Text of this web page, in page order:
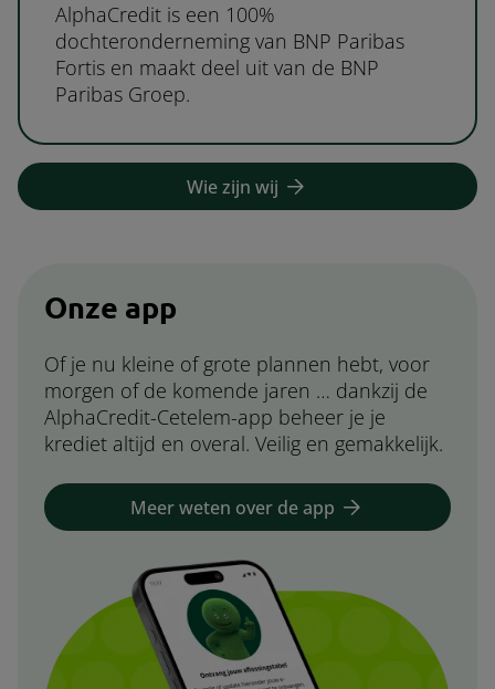
AlphaCredit is een 100%
dochteronderneming van BNP Paribas
Fortis en maakt deel uit van de BNP
Paribas Groep.
Wie zijn wij
Onze app
Of je nu kleine of grote plannen hebt, voor
morgen of de komende jaren … dankzij de
AlphaCredit-Cetelem-app beheer je je
krediet altijd en overal. Veilig en gemakkelijk.
Meer weten over de app